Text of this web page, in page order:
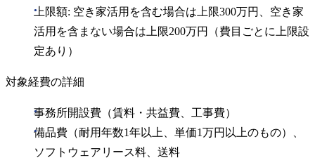
上限額: 空き家活用を含む場合は上限300万円、空き家
活用を含まない場合は上限200万円（費目ごとに上限設
定あり）
対象経費の詳細
事務所開設費（賃料・共益費、工事費）
備品費（耐用年数1年以上、単価1万円以上のもの）、
ソフトウェアリース料、送料